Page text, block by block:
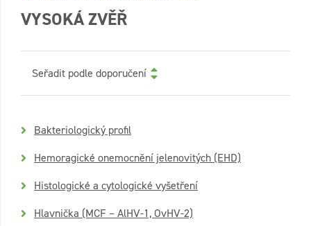
VYSOKÁ ZVĚŘ
Seřadit podle doporučení
Bakteriologický profil
Hemoragické onemocnění jelenovitých (EHD)
Histologické a cytologické vyšetření
Hlavnička (MCF – AlHV-1, OvHV-2)